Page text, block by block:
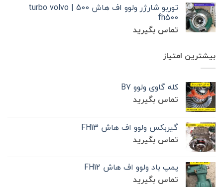
توربو شارژر ولوو اف هاش 500 | turbo volvo
fh500
تماس بگیرید
بیشترین امتیاز
کله گاوی ولوو B7
تماس بگیرید
گیربکس ولوو اف هاش FH13
تماس بگیرید
پمپ باد ولوو اف هاش FH12
تماس بگیرید